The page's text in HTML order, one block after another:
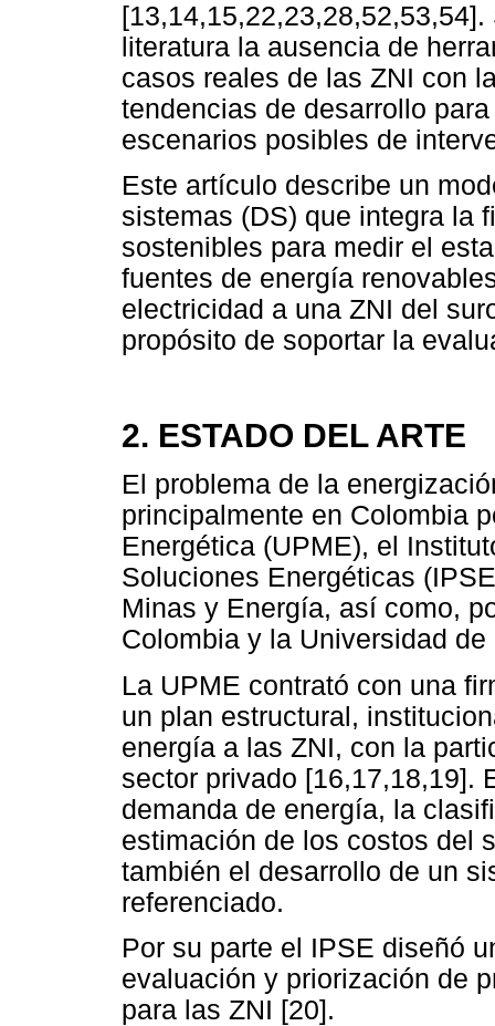
literatura la ausencia de
casos reales de las ZNI con
tendencias de desarrollo
escenarios posibles de
Este artículo describe un
sistemas (DS) que integra la
sostenibles para medir el
fuentes de energía
electricidad a una ZNI del
propósito de soportar la
2. ESTADO DEL ARTE
El problema de la
principalmente en Colombia
Energética (UPME), el
Soluciones Energéticas
Minas y Energía, así como,
Colombia y la Universidad de
La UPME contrató con una
un plan estructural,
energía a las ZNI, con la
sector privado [16,17,18,19].
demanda de energía, la
estimación de los costos del
también el desarrollo de un
referenciado.
Por su parte el IPSE diseñó
evaluación y priorización de
para las ZNI [20].